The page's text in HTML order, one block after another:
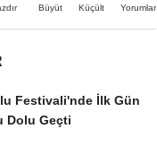
Büyüt Küçült Yorumlar
Festivali'nde İlk Gün
Dolu Geçti